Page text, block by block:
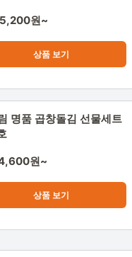
원~
상품 보기
명품 곱창돌김 선물세트
원~
상품 보기